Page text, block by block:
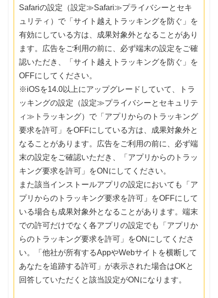
Safariの設定（設定≫Safari≫プライバシーとセキ
ュリティ）で「サイト越えトラッキングを防ぐ」を
有効にしている方は、成果対象外となることがあり
ます。広告をご利用の前に、必ず端末の設定をご確
認いただき、「サイト越えトラッキングを防ぐ」を
OFFにしてください。
※iOSを14.0以上にアップグレードしていて、トラ
ッキングの設定（設定≫プライバシーとセキュリテ
ィ≫トラッキング）で「アプリからのトラッキング
要求を許可」をOFFにしている方は、成果対象外と
なることがあります。広告をご利用の前に、必ず端
末の設定をご確認いただき、「アプリからのトラッ
キング要求を許可」をONにしてください。
また該当インストールアプリの設定においても「ア
プリからのトラッキング要求を許可」をOFFにして
いる場合も成果対象外となることがあります。端末
での許可だけでなく各アプリの設定でも「アプリか
らのトラッキング要求を許可」をONにしてくださ
い。「他社が所有するAppやWebサイトを横断して
あなたを追跡する許可」が表示された場合はOKと
回答していただくと該当設定がONになります。